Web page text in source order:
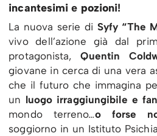
incantesimi e pozioni!
La nuova serie di Syfy “The
vivo dell’azione già dal
protagonista,Quentin
giovane in cerca di una vera
che il futuro che immagina
un luogo irraggiungibile e
mondo terreno…o forse
soggiorno in un Istituto